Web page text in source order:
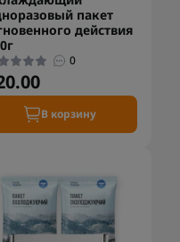
пакет
действия
0
В корзину